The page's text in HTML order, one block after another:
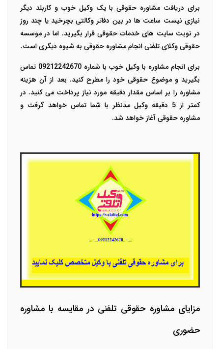
برای دریافت مشاوره حقوقی با یک وکیل خوب و کاربلد دیگر
نیازی نیست ساعت ها در بین دفاتر وکالتی بچرخید یا چند روز
در نوبت سایت های خدمات حقوقی قرار بگیرید. اما در موسسه
حقوقی وکلای تلفنی انجام مشاوره حقوقی به شیوه دیگری است.
برای انجام مشاوره با وکیل خوب با شماره 09212242670 تماس
بگیرید و موضوع حقوقی خود را مطرح کنید. بعد از آن هزینه
مشاوره را بر اساس مقدار دقیقه مورد نیاز پرداخت می کنید. در
کمتر از 5 دقیقه وکیل مدنظر با شما تماس خواهد گرفت و
مشاوره حقوقی آغاز خواهد شد.
مزایای مشاوره حقوقی تلفنی در مقایسه با مشاوره
حضوری